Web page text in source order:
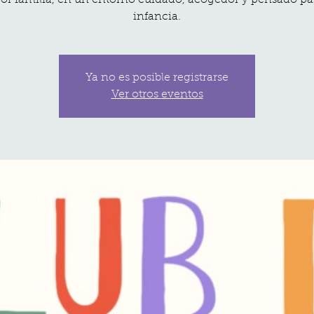
infancia.
Ya no es posible registrarse
Ver otros eventos